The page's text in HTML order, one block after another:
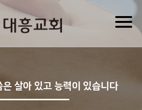
은 살아 있고 능력이 있습니다